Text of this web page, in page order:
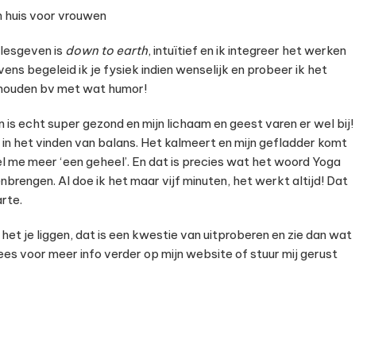
huis voor vrouwen
is down to earth, intuïtief en ik integreer het werken
begeleid ik je fysiek indien wenselijk en probeer ik het
bv met wat humor!
is echt super gezond en mijn lichaam en geest varen er wel bij!
het vinden van balans. Het kalmeert en mijn gefladder komt
me meer ‘een geheel’. En dat is precies wat het woord Yoga
Al doe ik het maar vijf minuten, het werkt altijd! Dat
je liggen, dat is een kwestie van uitproberen en zie dan wat
voor meer info verder op mijn website of stuur mij gerust